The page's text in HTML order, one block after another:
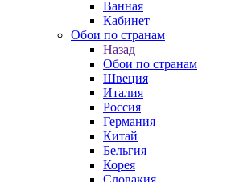
Ванная
Кабинет
Обои по странам
Назад
Обои по странам
Швеция
Италия
Россия
Германия
Китай
Бельгия
Корея